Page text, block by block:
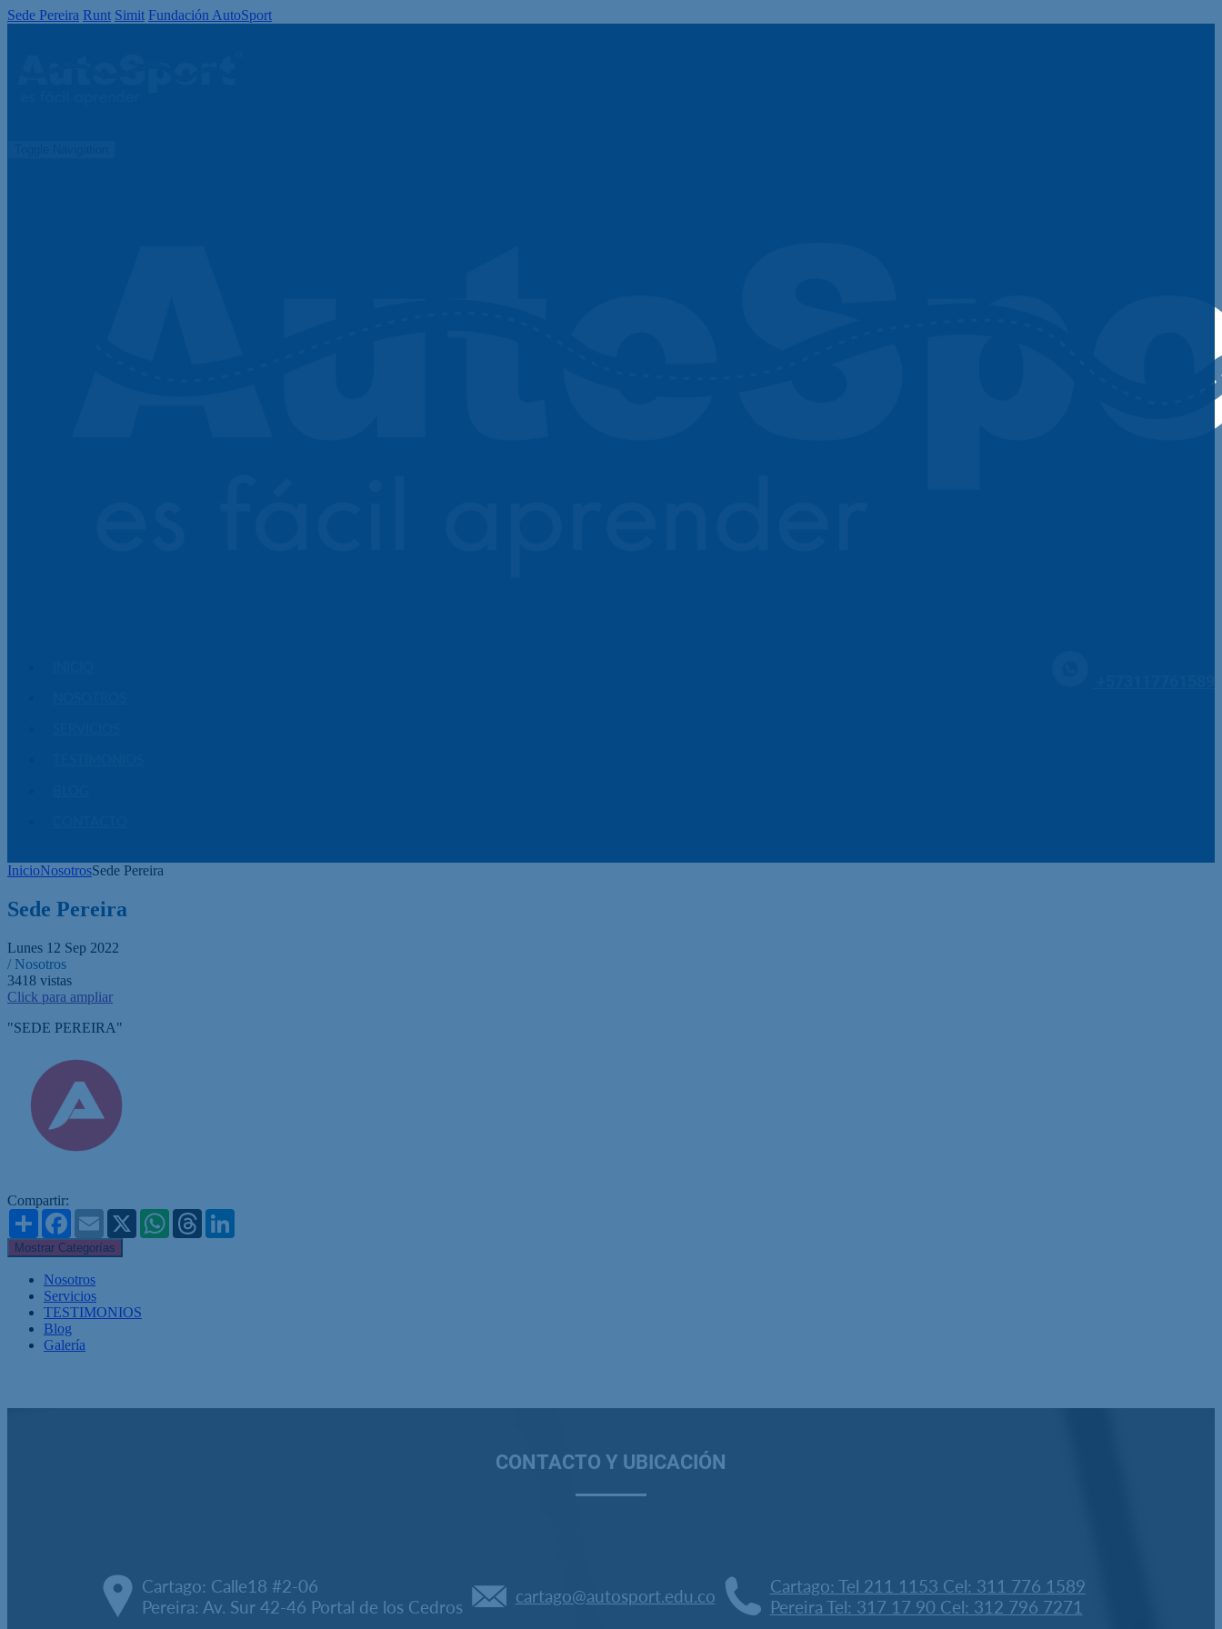
Sede Pereira Runt Simit Fundación AutoSport
InicioNosotrosSede Pereira
Sede Pereira
Lunes 12 Sep 2022
/ Nosotros
3418 vistas
Click para ampliar
"SEDE PEREIRA"
Compartir:
Share Facebook
Email X WhatsAppThreads
Mostrar Categorías
Nosotros
Servicios
TESTIMONIOS
Blog
Galería
CONTACTO Y UBICACIÓN
Cartago: Calle18 #2-06
Pereira: Av. Sur 42-46 Portal de los Cedros
cartago@autosport.edu.co
Cartago: Tel 211 1153 Cel: 311 776 1589
Pereira Tel: 317 17 90 Cel: 312 796 7271